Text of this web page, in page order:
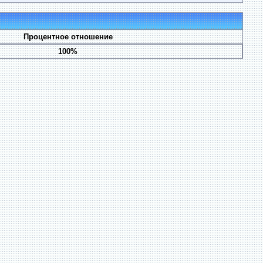
Процентное отношение
100%